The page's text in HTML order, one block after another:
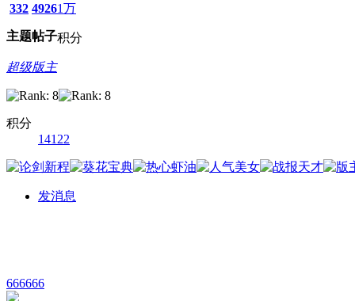
332
主题
4926
帖子
1万
积分
超级版主
积分
14122
发消息
666666